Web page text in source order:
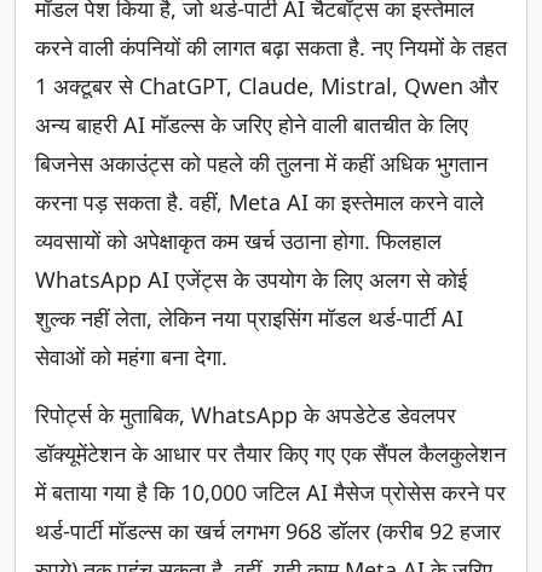
मॉडल पेश किया है, जो थर्ड-पार्टी AI चैटबॉट्स का इस्तेमाल
करने वाली कंपनियों की लागत बढ़ा सकता है. नए नियमों के तहत
1 अक्टूबर से ChatGPT, Claude, Mistral, Qwen और
अन्य बाहरी AI मॉडल्स के जरिए होने वाली बातचीत के लिए
बिजनेस अकाउंट्स को पहले की तुलना में कहीं अधिक भुगतान
करना पड़ सकता है. वहीं, Meta AI का इस्तेमाल करने वाले
व्यवसायों को अपेक्षाकृत कम खर्च उठाना होगा. फिलहाल
WhatsApp AI एजेंट्स के उपयोग के लिए अलग से कोई
शुल्क नहीं लेता, लेकिन नया प्राइसिंग मॉडल थर्ड-पार्टी AI
सेवाओं को महंगा बना देगा.
रिपोर्ट्स के मुताबिक, WhatsApp के अपडेटेड डेवलपर
डॉक्यूमेंटेशन के आधार पर तैयार किए गए एक सैंपल कैलकुलेशन
में बताया गया है कि 10,000 जटिल AI मैसेज प्रोसेस करने पर
थर्ड-पार्टी मॉडल्स का खर्च लगभग 968 डॉलर (करीब 92 हजार